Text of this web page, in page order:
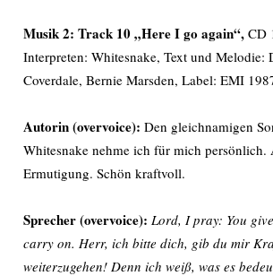
Musik 2: Track 10 „Here I go again“, CD
Interpreten: Whitesnake, Text und Melodie:
Coverdale, Bernie Marsden, Label: EMI
Autorin (overvoice): Den gleichnamigen
Whitesnake nehme ich für mich persönlich.
Ermutigung. Schön kraftvoll.
Sprecher (overvoice): Lord, I pray: You
carry on. Herr, ich bitte dich, gib du mir
weiterzugehen! Denn ich weiß, was es